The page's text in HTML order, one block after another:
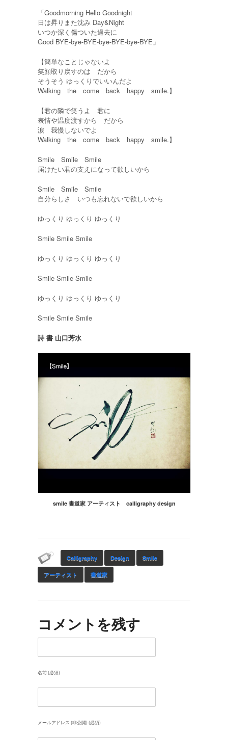
「Goodmorning Hello Goodnight
日は昇りまた沈み Day&Night
いつか深く傷ついた過去に
Good BYE-bye-BYE-bye-BYE-bye-BYE」
【簡単なことじゃないよ
笑顔取り戻すのは だから
そうそう ゆっくりでいいんだよ
Walking the come back happy smile.】
【君の隣で笑うよ 君に
表情や温度渡すから だから
涙 我慢しないでよ
Walking the come back happy smile.】
Smile Smile Smile
届けたい君の支えになって欲しいから
Smile Smile Smile
自分らしさ いつも忘れないで欲しいから
ゆっくり ゆっくり ゆっくり
Smile Smile Smile
ゆっくり ゆっくり ゆっくり
Smile Smile Smile
ゆっくり ゆっくり ゆっくり
Smile Smile Smile
詩 書 山口芳水
smile 書道家 アーティスト calligraphy design
Calligraphy Design Smile
アーティスト 書道家
コメントを残す
名前 (必須)
メールアドレス (非公開) (必須)